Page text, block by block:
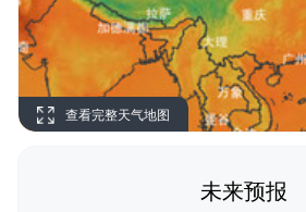
查看完整天气地图
未来预报